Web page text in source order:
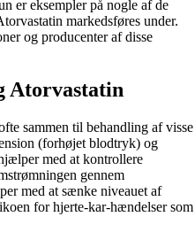
er eksempler på nogle af de
markedsføres under.
og producenter af disse
Atorvastatin
sammen til behandling af visse
(forhøjet blodtryk) og
med at kontrollere
gennem
med at sænke niveauet af
for hjerte-kar-hændelser som